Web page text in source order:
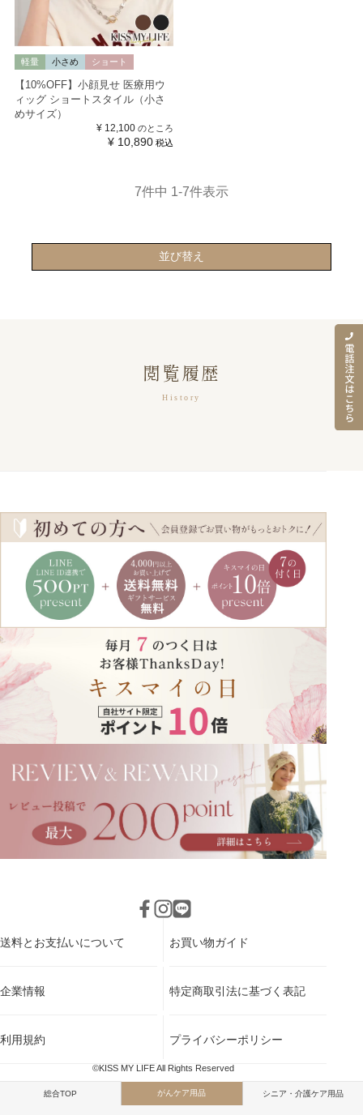
軽量 小さめ ショート
【10%OFF】小顔見せ 医療用ウ
ィッグ ショートスタイル（小さ
めサイズ）
¥ 12,100 のところ
¥ 10,890 税込
並び替え
7件中 1-7件表示
閲覧履歴
History
©KISS MY LIFE All Rights Reserved
送料とお支払いについて お買い物ガイド
企業情報 特定商取引法に基づく表記
利用規約 プライバシーポリシー
総合TOP がんケア用品 シニア・介護ケア用品